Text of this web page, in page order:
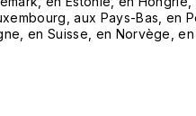
aux Pays-Bas, en
en Suisse, en Norvège,